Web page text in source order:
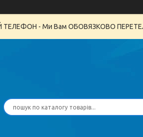
ТЕЛЕФОН - Ми Вам ОБОВЯЗКОВО